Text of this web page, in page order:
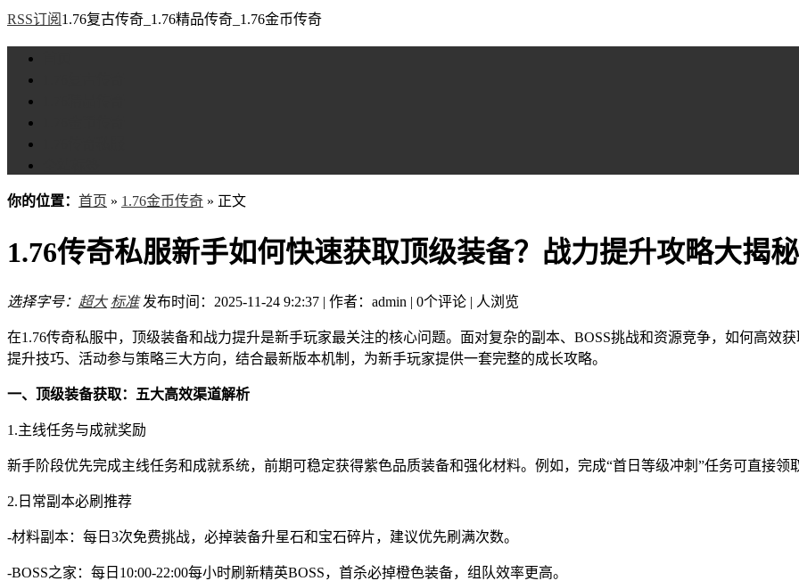
RSS订阅 1.76复古传奇_1.76精品传奇_1.76金币传奇
你的位置： 首页 » 1.76金币传奇 » 正文
1.76传奇私服新手如何快速获取顶级装备？战力提升攻略大揭秘
选择字号： 超大 标准 发布时间：2025-11-24 9:2:37 | 作者：admin | 0个评论 | 人浏览
在1.76传奇私服中，顶级装备和战力提升是新手玩家最关注的核心问题。面对复杂的副本、BOSS挑战和资源竞争，如何高效
提升技巧、活动参与策略三大方向，结合最新版本机制，为新手玩家提供一套完整的成长攻略。
一、顶级装备获取：五大高效渠道解析
1.主线任务与成就奖励
新手阶段优先完成主线任务和成就系统，前期可稳定获得紫色品质装备和强化材料。例如，完成“首日等级冲刺”任务可直接领
2.日常副本必刷推荐
-材料副本：每日3次免费挑战，必掉装备升星石和宝石碎片，建议优先刷满次数。
-BOSS之家：每日10:00-22:00每小时刷新精英BOSS，首杀必掉橙色装备，组队效率更高。